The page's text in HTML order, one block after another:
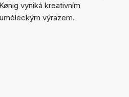
vyniká kreativním
výrazem.